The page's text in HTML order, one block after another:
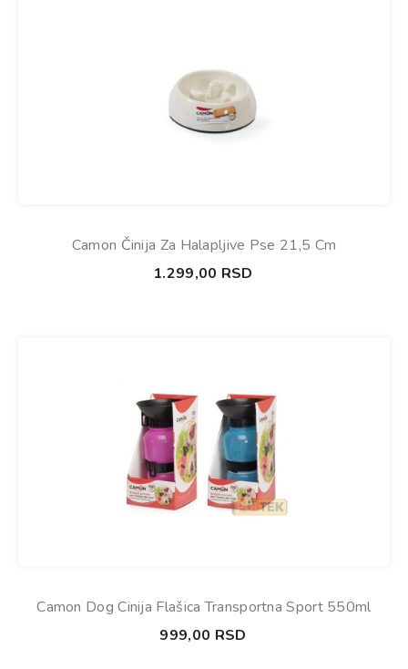
Camon Činija Za Halapljive Pse 21,5 Cm
1.299,00 RSD
Camon Dog Cinija Flašica Transportna Sport 550ml
999,00 RSD